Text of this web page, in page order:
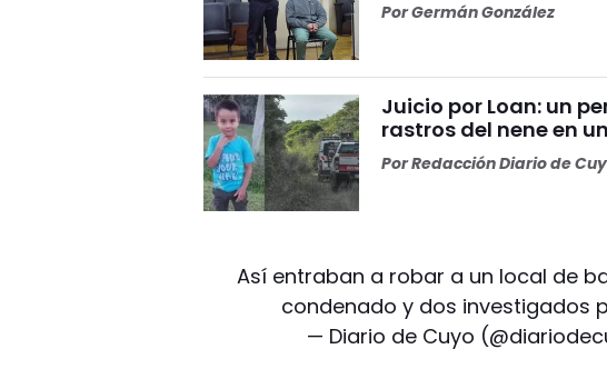
PorGermán González
Juicio por Loan: un
rastros del nene en
PorRedacción Diario de
Así entraban a robar a un local de
condenado y dos investigados
— Diario de Cuyo